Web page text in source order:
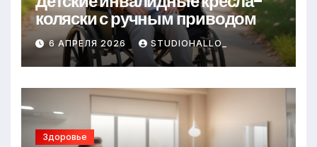
коляски с ручным приводом
6 АПРЕЛЯ 2026 STUDIOHALLO_
Здоровье